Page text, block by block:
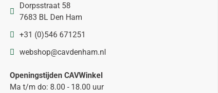
Dorpsstraat 58
7683 BL Den Ham
+31 (0)546 671251
webshop@cavdenham.nl
Openingstijden CAVWinkel
Ma t/m do: 8.00 - 18.00 uur